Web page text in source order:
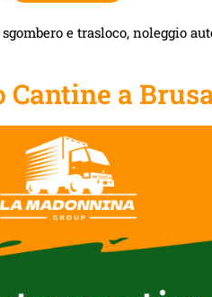
e trasloco, noleggio
Cantine a